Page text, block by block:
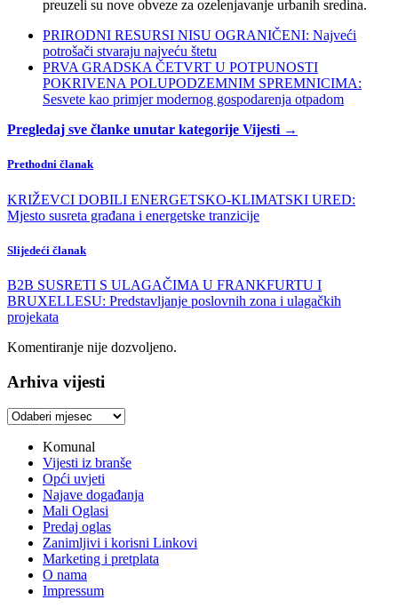
preuzeli su nove obveze za ozelenjavanje urbanih sredina.
PRIRODNI RESURSI NISU OGRANIČENI: Najveći
potrošači stvaraju najveću štetu
PRVA GRADSKA ČETVRT U POTPUNOSTI
POKRIVENA POLUPODZEMNIM SPREMNICIMA:
Sesvete kao primjer modernog gospodarenja otpadom
Pregledaj sve članke unutar kategorije Vijesti →
Prethodni članak
KRIŽEVCI DOBILI ENERGETSKO-KLIMATSKI URED:
Mjesto susreta građana i energetske tranzicije
Slijedeći članak
B2B SUSRETI S ULAGAČIMA U FRANKFURTU I
BRUXELLESU: Predstavljanje poslovnih zona i ulagačkih
projekata
Komentiranje nije dozvoljeno.
Arhiva vijesti
Arhiva
Komunal
Vijesti iz branše
Opći uvjeti
Najave događanja
Mali Oglasi
Predaj oglas
Zanimljivi i korisni Linkovi
Marketing i pretplata
O nama
Impressum